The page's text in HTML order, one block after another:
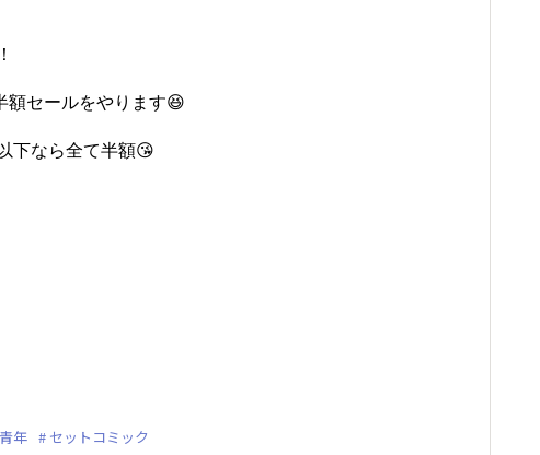
額セールをやります😆
下なら全て半額😘
青年 セットコミック